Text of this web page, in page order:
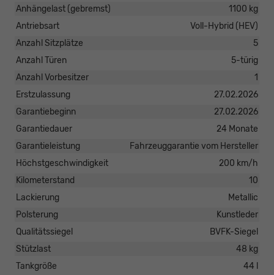
Anhängelast (gebremst)
1100 kg
Antriebsart
Voll-Hybrid (HEV)
Anzahl Sitzplätze
5
Anzahl Türen
5-türig
Anzahl Vorbesitzer
1
Erstzulassung
27.02.2026
Garantiebeginn
27.02.2026
Garantiedauer
24 Monate
Garantieleistung
Fahrzeuggarantie vom Hersteller
Höchstgeschwindigkeit
200 km/h
Kilometerstand
10
Lackierung
Metallic
Polsterung
Kunstleder
Qualitätssiegel
BVFK-Siegel
Stützlast
48 kg
Tankgröße
44 l